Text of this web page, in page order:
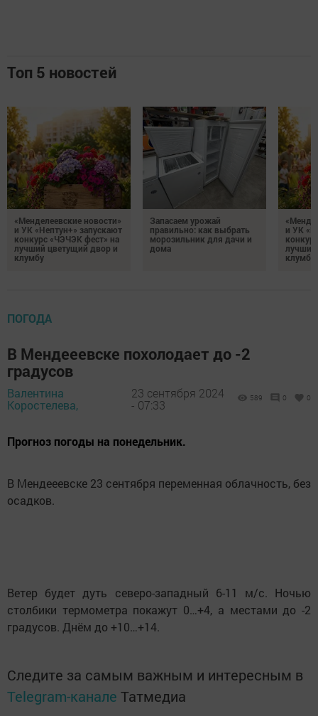
Топ 5 новостей
«Менделеевские новости»
и УК «Нептун+» запускают
конкурс «ЧЭЧЭК фест» на
лучший цветущий двор и
клумбу
Запасаем урожай
правильно: как выбрать
морозильник для дачи и
дома
и УК
клумбу
ПОГОДА
В Мендееевске похолодает до -2
градусов
Валентина
Коростелева,
23 сентября 2024
- 07:33
589 0 0
Прогноз погоды на понедельник.
В Мендееевске 23 сентября переменная облачность, без
осадков.
Ветер будет дуть северо-западный 6-11 м/с. Ночью
столбики термометра покажут 0…+4, а местами до -2
градусов. Днём до +10…+14.
Следите за самым важным и интересным в
Telegram-канале Татмедиа